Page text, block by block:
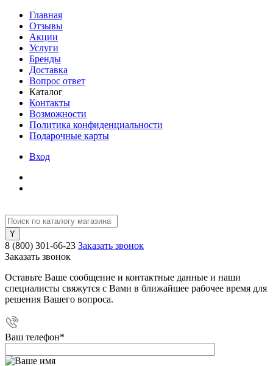
Главная
Отзывы
Акции
Услуги
Бренды
Доставка
Вопрос ответ
Каталог
Контакты
Возможности
Политика конфиденциальности
Подарочные карты
Вход
8 (800) 301-66-23 Заказать звонок
Заказать звонок
Оставьте Ваше сообщение и контактные данные и наши
специалисты свяжутся с Вами в ближайшее рабочее время для
решения Вашего вопроса.
Ваш телефон*